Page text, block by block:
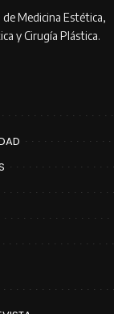
Medicina Estética,
y Cirugía Plástica.